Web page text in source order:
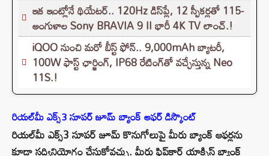
ఇక ఇంట్లోనే థియేటర్.. 120Hz డిస్‌ప్లే, 12 స్పీకర్లతో 115-
అంగుళాల Sony BRAVIA 9 II భారీ 4K TV లాంచ్.!
iQOO నుంచి మరో బీస్ట్ ఫోన్.. 9,000mAh బ్యాటరీ,
100W ఫాస్ట్ ఛార్జింగ్‌, IP68 రేటింగ్‌తో వచ్చేస్తున్న Neo
11S.!
రియల్‌మీ ఎక్స్3 సూపర్ జూమ్ బ్యాంక్ ఆఫర్ డిస్కౌంట్
రియల్‌మీ ఎక్స్3 సూపర్ జూమ్ కొనుగోలుపై మీరు బ్యాంక్ ఆఫర్లను
కూడా సద్వినియోగం చేసుకోవచ్చు. మీరు ఫ్లిప్‌కార్ట్ యాక్సిస్ బ్యాంక్